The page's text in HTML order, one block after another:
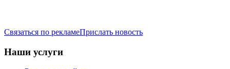
Связаться по рекламеПрислать новость
Наши услуги